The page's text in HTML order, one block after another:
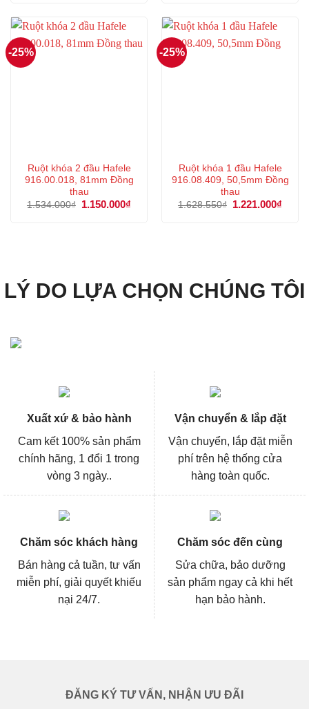
189.000₫.
-25%
Ruột khóa 2 đầu Hafele
916.00.018, 81mm Đồng
thau
1.534.000₫
Giá
1.150.000₫
-25%
Ruột khóa 1 đầu Hafele
916.08.409, 50,5mm Đồng
thau
1.628.550₫
Giá
1.221.000₫
LÝ DO LỰA CHỌN CHÚNG TÔI
Xuất xứ & bảo hành
Cam kết 100% sản phẩm
chính hãng, 1 đổi 1 trong
vòng 3 ngày..
Vận chuyển & lắp đặt
Vận chuyển, lắp đặt miễn
phí trên hệ thống cửa
hàng toàn quốc.
Chăm sóc khách hàng
Bán hàng cả tuần, tư vấn
miễn phí, giải quyết khiếu
nại 24/7.
Chăm sóc đến cùng
Sửa chữa, bảo dưỡng
sản phẩm ngay cả khi hết
hạn bảo hành.
ĐĂNG KÝ TƯ VẤN, NHẬN ƯU ĐÃI